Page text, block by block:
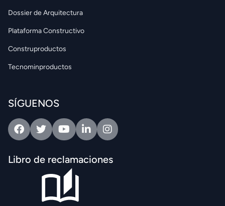
Dossier de Arquitectura
Plataforma Constructivo
Construproductos
Tecnominproductos
SÍGUENOS
FacebookTwitterYoutubeLinkedinIntagram
Libro de reclamaciones